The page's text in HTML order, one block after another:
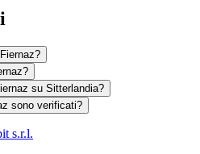
su Sitterlandia?
sono verificati?
s.r.l.